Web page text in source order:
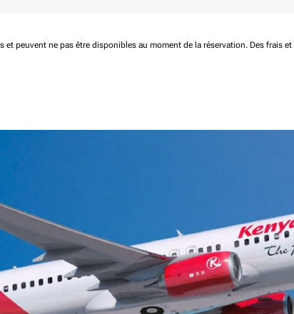
peuvent ne pas être disponibles au moment de la réservation. Des frais